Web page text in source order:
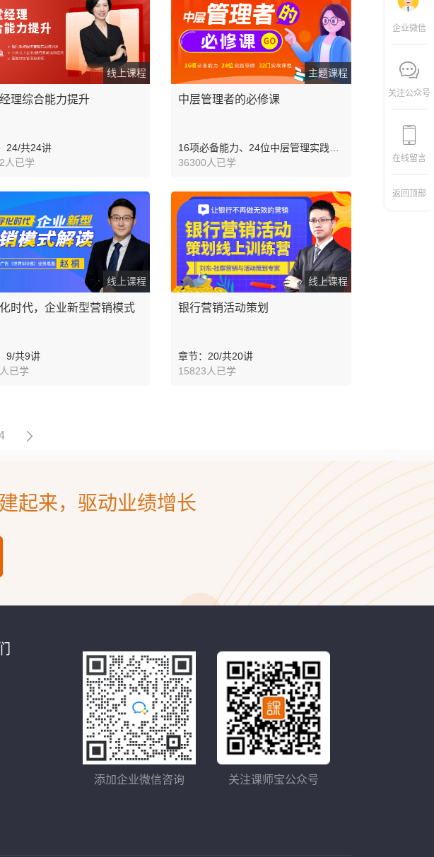
线上课程
理综合能力提升
24/共24讲
人已学
主题课程
中层管理者的必修课
16项必备能力、24位中层管理实践导
师、32门精选实战课程
36300人已学
线上课程
时代，企业新型营销模式
9/共9讲
已学
线上课程
银行营销活动策划
章节：20/共20讲
15823人已学
起来，驱动业绩增长
企业微信
关注公众号
在线留言
返回顶部
添加企业微信咨询 关注课师宝公众号